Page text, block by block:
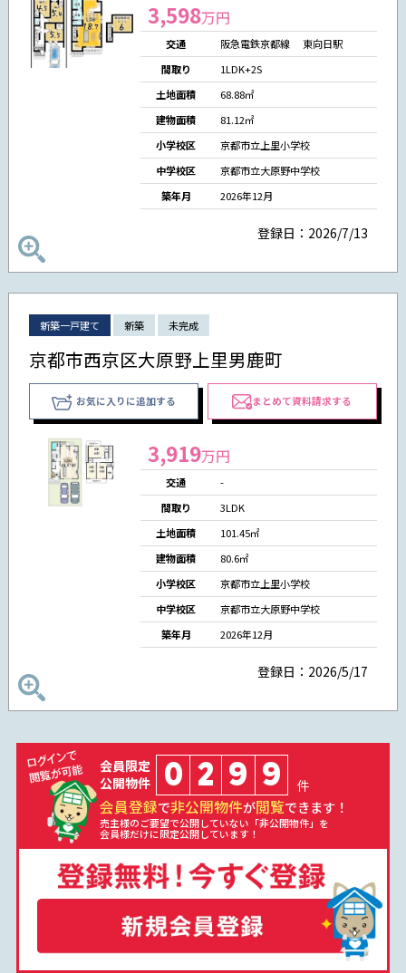
3,598万円
交通
阪急電鉄京都線 東向日駅
間取り
1LDK+2S
土地面積
68.88㎡
建物面積
81.12㎡
小学校区
京都市立上里小学校
中学校区
京都市立大原野中学校
築年月
2026年12月
登録日：2026/7/13
新築一戸建て 新築 未完成
京都市西京区大原野上里男鹿町
お気に入りに追加する まとめて資料請求する
3,919万円
交通
-
間取り
3LDK
土地面積
101.45㎡
建物面積
80.6㎡
小学校区
京都市立上里小学校
中学校区
京都市立大原野中学校
築年月
2026年12月
登録日：2026/5/17
会員限定
公開物件
0 2 9 9 件
会員登録で非公開物件が閲覧できます！
売主様のご要望で公開していない「非公開物件」を
会員様だけに限定公開しています！